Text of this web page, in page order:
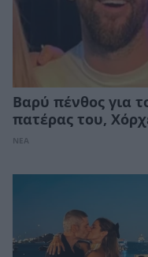
Βαρύ πένθος για
πατέρας του,
ΝΕΑ